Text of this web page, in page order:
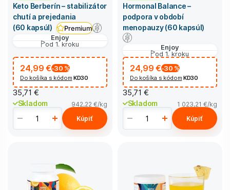
Keto Berberín – stabilizátor
chutí a prejedania
(60 kapsúl)
Premium
Enjoy
od 1. kroku
24,99 €-30 %
Do košíka s kódom KD30
35,71 €
Skladom 942,22 €/kg
Kúpiť
Hormonal Balance –
podpora v období
menopauzy (60 kapsúl)
Enjoy
od 1. kroku
24,99 €-30 %
Do košíka s kódom KD30
35,71 €
Skladom 1 023,21 €/kg
Kúpiť